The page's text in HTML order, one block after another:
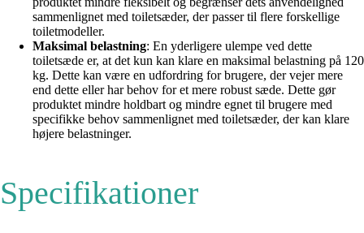
sammenlignet med toiletsæder, der passer til flere forskellige
toiletmodeller.
Maksimal belastning: En yderligere ulempe ved dette
toiletsæde er, at det kun kan klare en maksimal belastning på 120
kg. Dette kan være en udfordring for brugere, der vejer mere
end dette eller har behov for et mere robust sæde. Dette gør
produktet mindre holdbart og mindre egnet til brugere med
specifikke behov sammenlignet med toiletsæder, der kan klare
højere belastninger.
Specifikationer